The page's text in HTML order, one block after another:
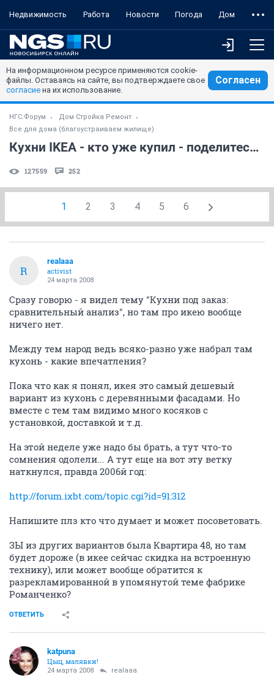
Недвижимость Работа Новости Погода Дом
На информационном ресурсе применяются cookie-
файлы. Оставаясь на сайте, вы подтверждаете свое
согласие на их использование.
Согласен
НГС.Форум
Дом Стройка Ремонт
Все для дома (благоустраиваем жилище)
Кухни IKEA - кто уже купил - поделитесь отзывами!
127559 252
1 2 3 4 5 6
R
realaaa
activist
24 марта 2008
Сразу говорю - я видел тему "Кухни под заказ:
сравнительный анализ", но там про икею вообще
ничего нет.
Между тем народ ведь всяко-разно уже набрал там
кухонь - какие впечатления?
Пока что как я понял, икея это самый дешевый
вариант из кухонь с деревянными фасадами. Но
вместе с тем там видимо много косяков с
установкой, доставкой и т.д.
На этой неделе уже надо бы брать, а тут что-то
сомнения одолели... А тут еще на вот эту ветку
наткнулся, правда 2006й год:
http://forum.ixbt.com/topic.cgi?id=91:312
Напишите плз кто что думает и может посоветовать.
ЗЫ из других вариантов была Квартира 48, но там
будет дороже (в икее сейчас скидка на встроенную
технику), или может вообще обратится к
разрекламированной в упомянутой теме фабрике
Романченко?
ОТВЕТИТЬ
katpuna
Цыц, малявки!
24 марта 2008 realaaa